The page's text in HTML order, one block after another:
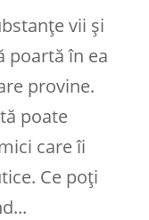
vii și
poartă în ea
provine.
poate
care îi
Ce poți